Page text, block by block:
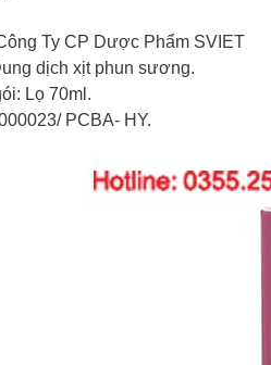
Ty CP Dược Phẩm SVIET
dịch xịt phun sương.
Lọ 70ml.
PCBA- HY.